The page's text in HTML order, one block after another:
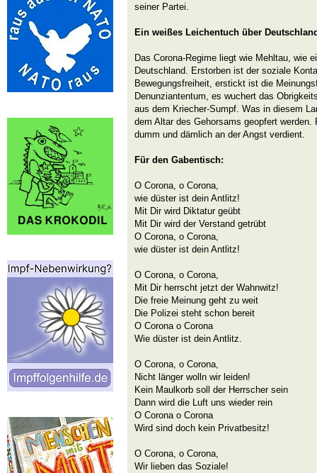
seiner Partei.
Ein weißes Leichentuch über
Das Corona-Regime liegt wie Mehltau, wie
Deutschland. Erstorben ist der soziale
Bewegungsfreiheit, erstickt ist die
Denunziantentum, es wuchert das
aus dem Kriecher-Sumpf. Was in diesem
dem Altar des Gehorsams geopfert
dumm und dämlich an der Angst verdient.
Für den Gabentisch:
O Corona, o Corona,
wie düster ist dein Antlitz!
Mit Dir wird Diktatur geübt
Mit Dir wird der Verstand getrübt
O Corona, o Corona,
wie düster ist dein Antlitz!
O Corona, o Corona,
Mit Dir herrscht jetzt der Wahnwitz!
Die freie Meinung geht zu weit
Die Polizei steht schon bereit
O Corona o Corona
Wie düster ist dein Antlitz.
O Corona, o Corona,
Nicht länger wolln wir leiden!
Kein Maulkorb soll der Herrscher sein
Dann wird die Luft uns wieder rein
O Corona o Corona
Wird sind doch kein Privatbesitz!
O Corona, o Corona,
Wir lieben das Soziale!